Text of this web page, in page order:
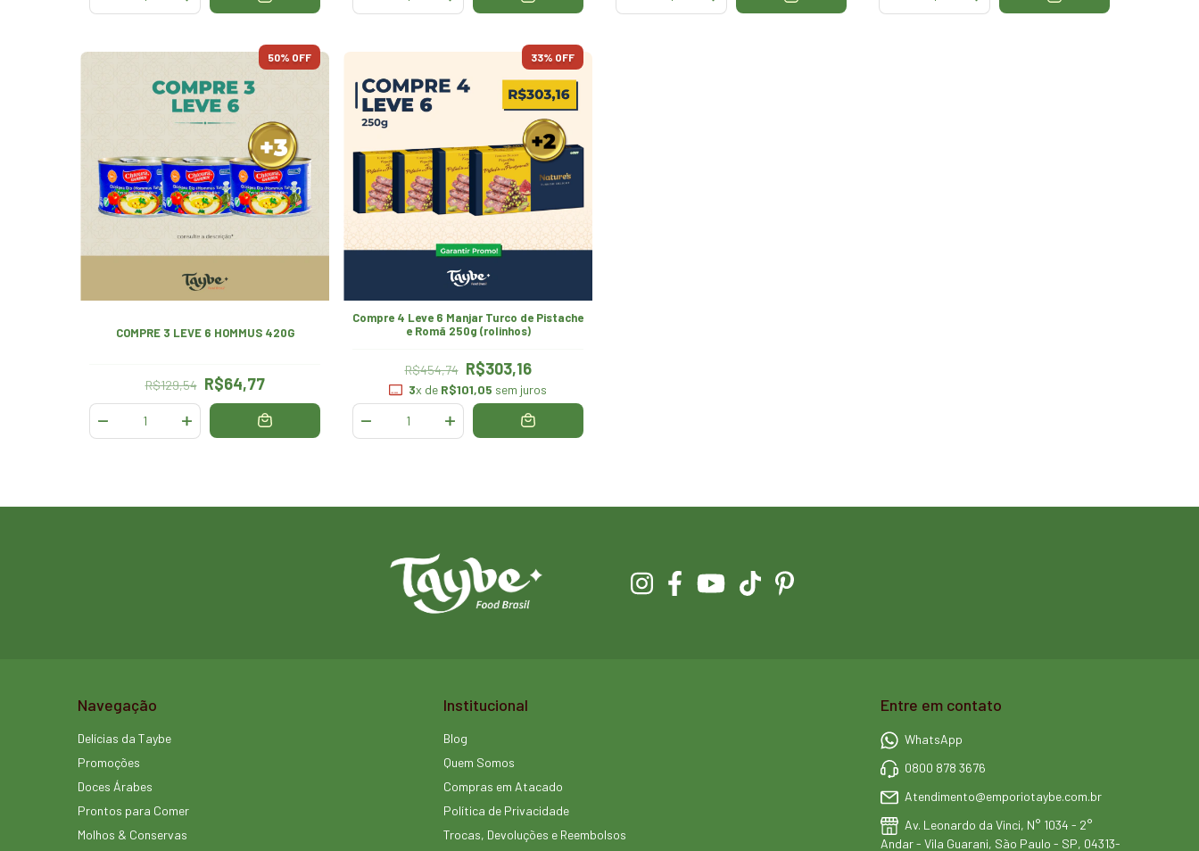
50% OFF
COMPRE 3 LEVE 6 HOMMUS 420G
R$129,54 R$64,77
33% OFF
Compre 4 Leve 6 Manjar Turco de Pistache
e Romã 250g (rolinhos)
R$454,74 R$303,16
3x de R$101,05 sem juros
Navegação
Delícias da Taybe
Promoções
Doces Árabes
Prontos para Comer
Molhos & Conservas
Institucional
Blog
Quem Somos
Compras em Atacado
Política de Privacidade
Trocas, Devoluções e Reembolsos
Entre em contato
WhatsApp
0800 878 3676
Atendimento@emporiotaybe.com.br
Av. Leonardo da Vinci, N° 1034 - 2°
Andar - Vila Guarani, São Paulo - SP, 04313-